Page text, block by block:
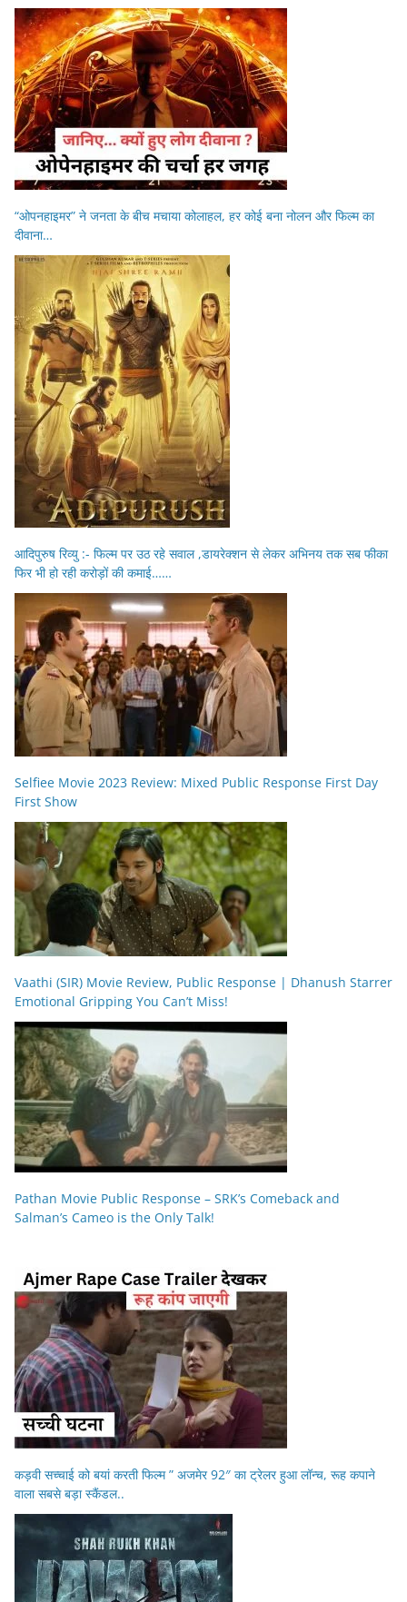
“ओपनहाइमर” ने जनता के बीच मचाया कोलाहल, हर कोई बना नोलन और फिल्म का
दीवाना…
आदिपुरुष रिव्यु :- फिल्म पर उठ रहे सवाल ,डायरेक्शन से लेकर अभिनय तक सब फीका
फिर भी हो रही करोड़ों की कमाई……
Selfiee Movie 2023 Review: Mixed Public Response First Day
First Show
Vaathi (SIR) Movie Review, Public Response | Dhanush Starrer
Emotional Gripping You Can’t Miss!
Pathan Movie Public Response – SRK’s Comeback and
Salman’s Cameo is the Only Talk!
कड़वी सच्चाई को बयां करती फिल्म ” अजमेर 92″ का ट्रेलर हुआ लॉन्च, रूह कपाने
वाला सबसे बड़ा स्कैंडल..